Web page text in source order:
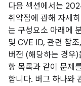
다음 섹션에서는
취약점에 관해 자세
는 구성요소 아래에
및 CVE ID, 관련 참조,
버전 (해당하는 경우
항 목록과 같이 문제
합니다. 버그 하나와